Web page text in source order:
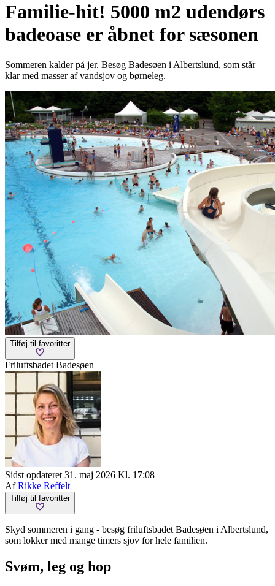
Familie-hit! 5000 m2 udendørs
badeoase er åbnet for sæsonen
Sommeren kalder på jer. Besøg Badesøen i Albertslund, som står
klar med masser af vandsjov og børneleg.
Tilføj til favoritter
Friluftsbadet Badesøen
Sidst opdateret 31. maj 2026 Kl. 17:08
AfRikke Reffelt
Tilføj til favoritter
Skyd sommeren i gang - besøg friluftsbadet Badesøen i Albertslund,
som lokker med mange timers sjov for hele familien.
Svøm, leg og hop